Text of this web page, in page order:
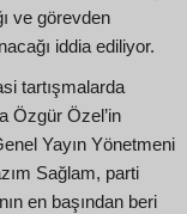
ve görevden
iddia ediliyor.
tartışmalarda
Özgür Özel’in
Yayın Yönetmeni
Sağlam, parti
en başından beri